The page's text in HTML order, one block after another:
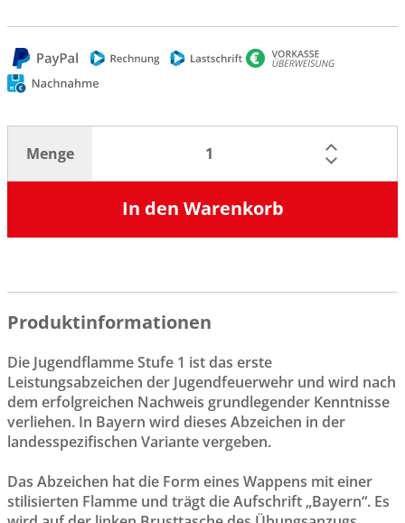
Menge
In den Warenkorb
Produktinformationen
Die Jugendflamme Stufe 1 ist das erste
Leistungsabzeichen der Jugendfeuerwehr und wird nach
dem erfolgreichen Nachweis grundlegender Kenntnisse
verliehen. In Bayern wird dieses Abzeichen in der
landesspezifischen Variante vergeben.
Das Abzeichen hat die Form eines Wappens mit einer
stilisierten Flamme und trägt die Aufschrift „Bayern“. Es